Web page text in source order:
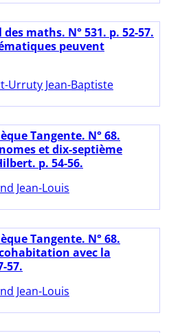
maths. N° 531. p. 52-57.
peuvent
Urruty Jean-Baptiste
Tangente. N° 68.
et dix-septième
p. 54-56.
Jean-Louis
Tangente. N° 68.
avec la
57.
Jean-Louis